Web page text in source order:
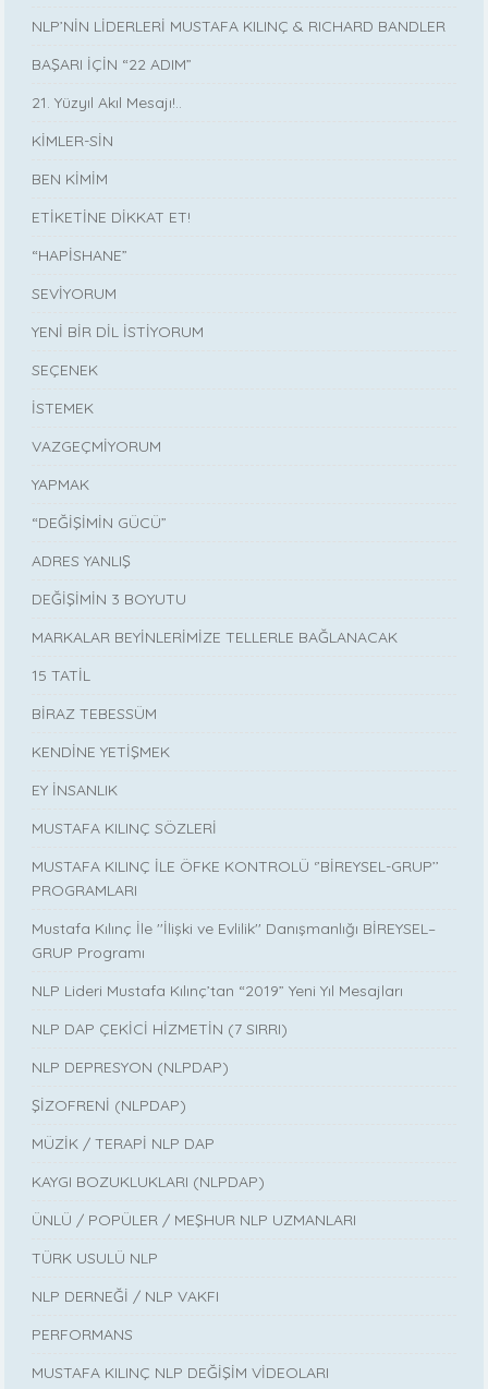
NLP’NİN LİDERLERİ MUSTAFA KILINÇ & RICHARD BANDLER
BAŞARI İÇİN “22 ADIM”
21. Yüzyıl Akıl Mesajı!..
KİMLER-SİN
BEN KİMİM
ETİKETİNE DİKKAT ET!
“HAPİSHANE”
SEVİYORUM
YENİ BİR DİL İSTİYORUM
SEÇENEK
İSTEMEK
VAZGEÇMİYORUM
YAPMAK
“DEĞİŞİMİN GÜCÜ”
ADRES YANLIŞ
DEĞİŞİMİN 3 BOYUTU
MARKALAR BEYİNLERİMİZE TELLERLE BAĞLANACAK
15 TATİL
BİRAZ TEBESSÜM
KENDİNE YETİŞMEK
EY İNSANLIK
MUSTAFA KILINÇ SÖZLERİ
MUSTAFA KILINÇ İLE ÖFKE KONTROLÜ ‘’BİREYSEL-GRUP’’
PROGRAMLARI
Mustafa Kılınç İle ''İlişki ve Evlilik'' Danışmanlığı BİREYSEL–
GRUP Programı
NLP Lideri Mustafa Kılınç’tan “2019” Yeni Yıl Mesajları
NLP DAP ÇEKİCİ HİZMETİN (7 SIRRI)
NLP DEPRESYON (NLPDAP)
ŞİZOFRENİ (NLPDAP)
MÜZİK / TERAPİ NLP DAP
KAYGI BOZUKLUKLARI (NLPDAP)
ÜNLÜ / POPÜLER / MEŞHUR NLP UZMANLARI
TÜRK USULÜ NLP
NLP DERNEĞİ / NLP VAKFI
PERFORMANS
MUSTAFA KILINÇ NLP DEĞİŞİM VİDEOLARI